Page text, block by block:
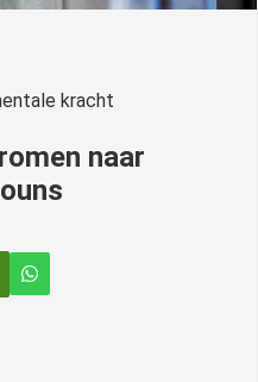
kracht
naar